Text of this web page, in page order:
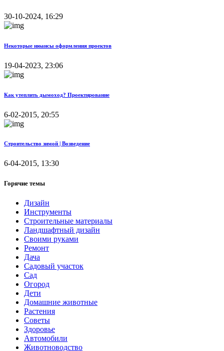
30-10-2024, 16:29
Некоторые нюансы оформления проектов
19-04-2023, 23:06
Как утеплить дымоход? Проектирование
6-02-2015, 20:55
Строительство зимой | Возведение
6-04-2015, 13:30
Горячие темы
Дизайн
Инструменты
Строительные материалы
Ландшафтный дизайн
Своими руками
Ремонт
Дача
Садовый участок
Сад
Огород
Дети
Домашние животные
Растения
Советы
Здоровье
Автомобили
Животноводство